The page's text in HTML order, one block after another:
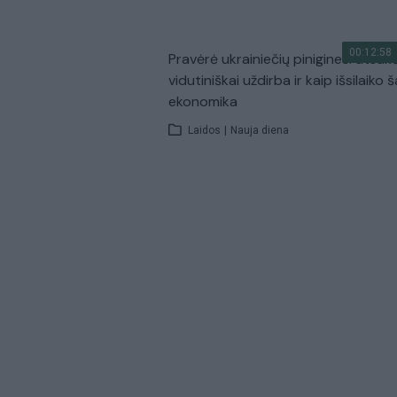
00:12:58
Pravėrė ukrainiečių pinigines:
vidutiniškai uždirba ir kaip išsilaiko
ekonomika
Laidos | Nauja diena